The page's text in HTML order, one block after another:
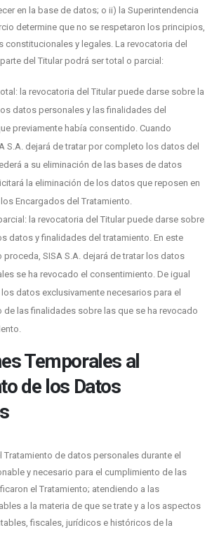
en la base de datos; o ii) la Superintendencia
determine que no se respetaron los principios,
constitucionales y legales. La revocatoria del
del Titular podrá ser total o parcial:
la revocatoria del Titular puede darse sobre la
datos personales y las finalidades del
previamente había consentido. Cuando
S.A. dejará de tratar por completo los datos del
a su eliminación de las bases de datos
la eliminación de los datos que reposen en
Encargados del Tratamiento.
la revocatoria del Titular puede darse sobre
datos y finalidades del tratamiento. En este
proceda, SISA S.A. dejará de tratar los datos
se ha revocado el consentimiento. De igual
datos exclusivamente necesarios para el
de las finalidades sobre las que se ha revocado
Temporales al
de los Datos
Tratamiento de datos personales durante el
y necesario para el cumplimiento de las
el Tratamiento; atendiendo a las
a la materia de que se trate y a los aspectos
fiscales, jurídicos e históricos de la